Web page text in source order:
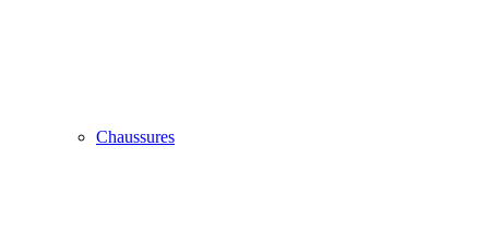
Chaussures